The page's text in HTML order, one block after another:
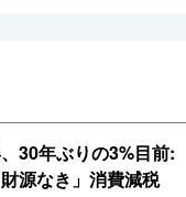
30年ぶりの3%目前:
源なき」消費減税